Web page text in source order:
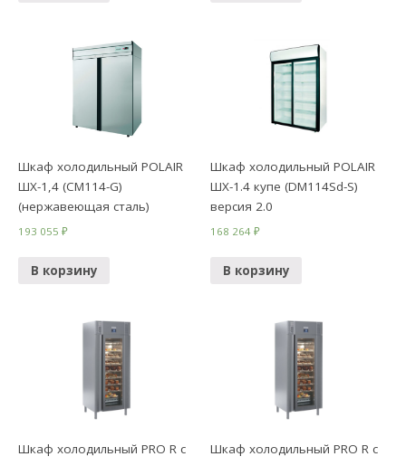
Шкаф холодильный POLAIR
ШХ-1,4 (СМ114-G)
(нержавеющая сталь)
193 055₽
В корзину
Шкаф холодильный POLAIR
ШХ-1.4 купе (DM114Sd-S)
версия 2.0
168 264₽
В корзину
Шкаф холодильный PRO R с
Шкаф холодильный PRO R с